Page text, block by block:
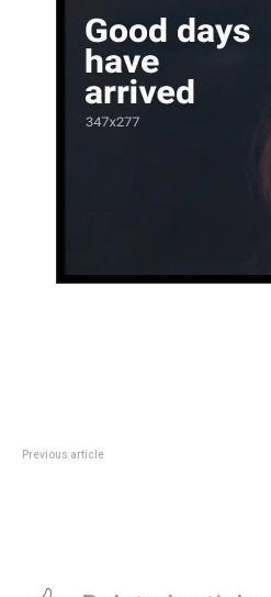
Previous article